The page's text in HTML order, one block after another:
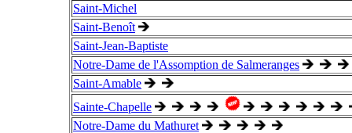
Saint-Michel
Saint-Benoît
Saint-Jean-Baptiste
Notre-Dame de l'Assomption de Salmeranges
Saint-Amable
Sainte-Chapelle
Notre-Dame du Mathuret